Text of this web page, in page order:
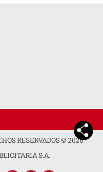
RESERVADOS ©2026
S.A.